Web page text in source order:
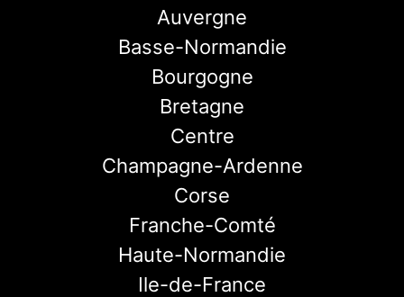
Auvergne
Basse-Normandie
Bourgogne
Bretagne
Centre
Champagne-Ardenne
Corse
Franche-Comté
Haute-Normandie
Ile-de-France